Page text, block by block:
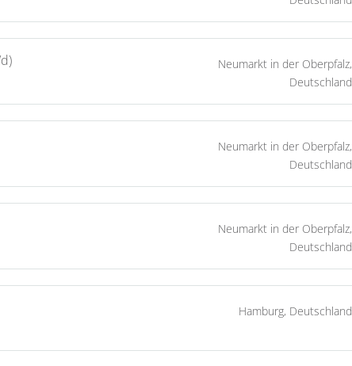
Neumarkt in der Oberpfalz,
Deutschland
Neumarkt in der Oberpfalz,
Deutschland
Neumarkt in der Oberpfalz,
Deutschland
Hamburg, Deutschland